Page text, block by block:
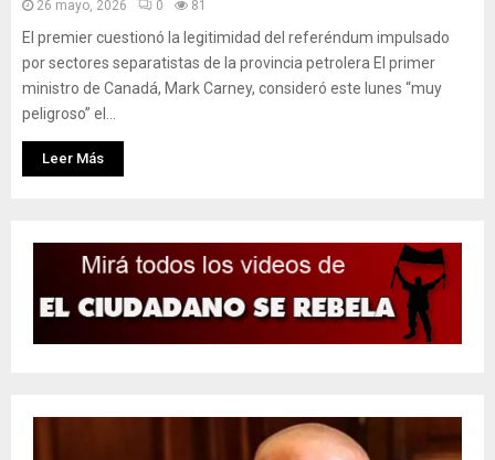
26 mayo, 2026 0 81
El premier cuestionó la legitimidad del referéndum impulsado
por sectores separatistas de la provincia petrolera El primer
ministro de Canadá, Mark Carney, consideró este lunes “muy
peligroso” el...
Leer Más